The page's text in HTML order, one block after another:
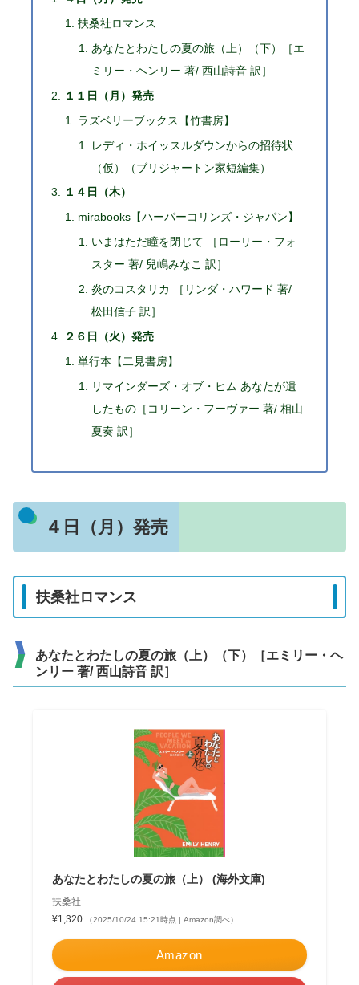
扶桑社ロマンス
あなたとわたしの夏の旅（上）（下）［エ
ミリー・ヘンリー 著/ 西山詩音 訳］
１１日（月）発売
ラズベリーブックス【竹書房】
レディ・ホイッスルダウンからの招待状
（仮）（ブリジャートン家短編集）
１４日（木）
mirabooks【ハーパーコリンズ・ジャパン】
いまはただ瞳を閉じて ［ローリー・フォ
スター 著/ 兒嶋みなこ 訳］
炎のコスタリカ ［リンダ・ハワード 著/
松田信子 訳］
２６日（火）発売
単行本【二見書房】
リマインダーズ・オブ・ヒム あなたが遺
したもの［コリーン・フーヴァー 著/ 相山
夏奏 訳］
４日（月）発売
扶桑社ロマンス
あなたとわたしの夏の旅（上）（下）［エミリー・ヘ
ンリー 著/ 西山詩音 訳］
あなたとわたしの夏の旅（上） (海外文庫)
扶桑社
¥1,320
（2025/10/24 15:21時点 | Amazon調べ）
Amazon